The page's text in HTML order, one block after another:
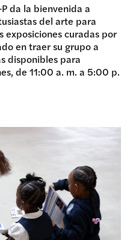
da la bienvenida a
del arte para
exposiciones curadas por
en traer su grupo a
disponibles para
de 11:00 a. m. a 5:00 p.